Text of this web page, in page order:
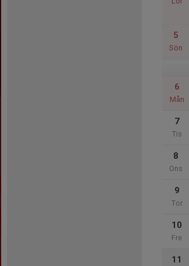
5
Sön
6
Mån
7
Tis
8
Ons
9
Tor
10
Fre
11